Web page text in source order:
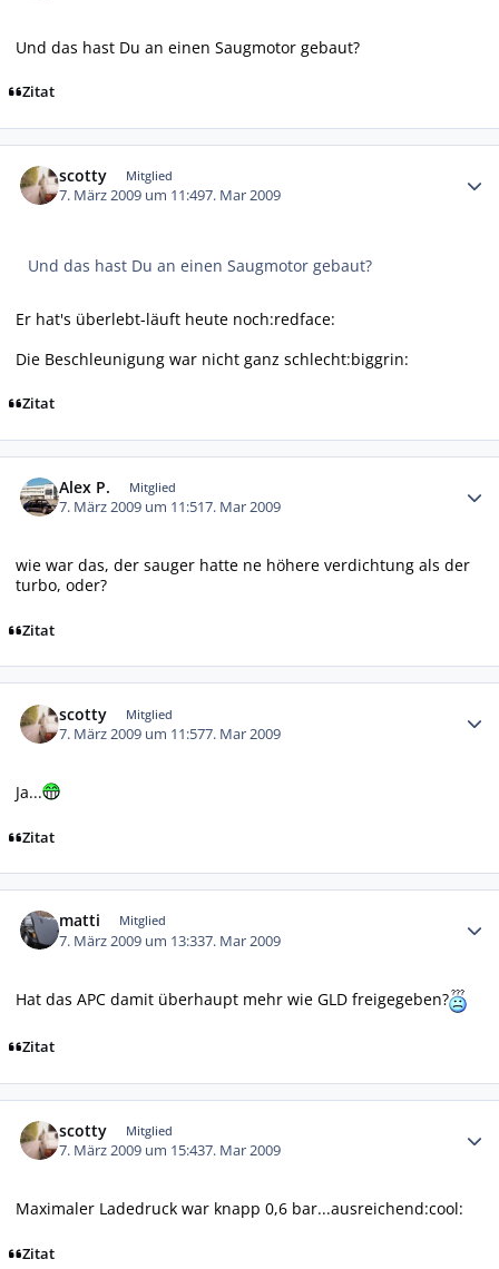
Und das hast Du an einen Saugmotor gebaut?
Zitat
scotty Mitglied
7. März 2009 um 11:497. Mar 2009
Und das hast Du an einen Saugmotor gebaut?
Er hat's überlebt-läuft heute noch:redface:
Die Beschleunigung war nicht ganz schlecht:biggrin:
Zitat
Alex P. Mitglied
7. März 2009 um 11:517. Mar 2009
wie war das, der sauger hatte ne höhere verdichtung als der
turbo, oder?
Zitat
scotty Mitglied
7. März 2009 um 11:577. Mar 2009
Ja...
Zitat
matti Mitglied
7. März 2009 um 13:337. Mar 2009
Hat das APC damit überhaupt mehr wie GLD freigegeben?
Zitat
scotty Mitglied
7. März 2009 um 15:437. Mar 2009
Maximaler Ladedruck war knapp 0,6 bar...ausreichend:cool:
Zitat